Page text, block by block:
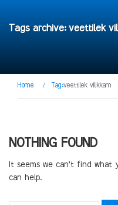
Tags archive: veettilek
Home / Tag:veettilek vilikkam
NOTHING FOUND
It seems we can’t find what
can help.